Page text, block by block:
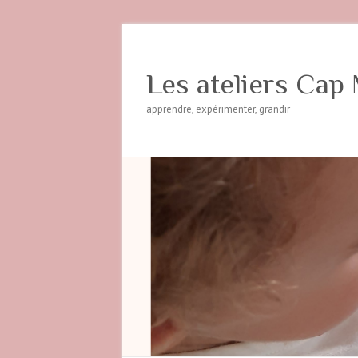
Les ateliers Cap
apprendre, expérimenter, grandir